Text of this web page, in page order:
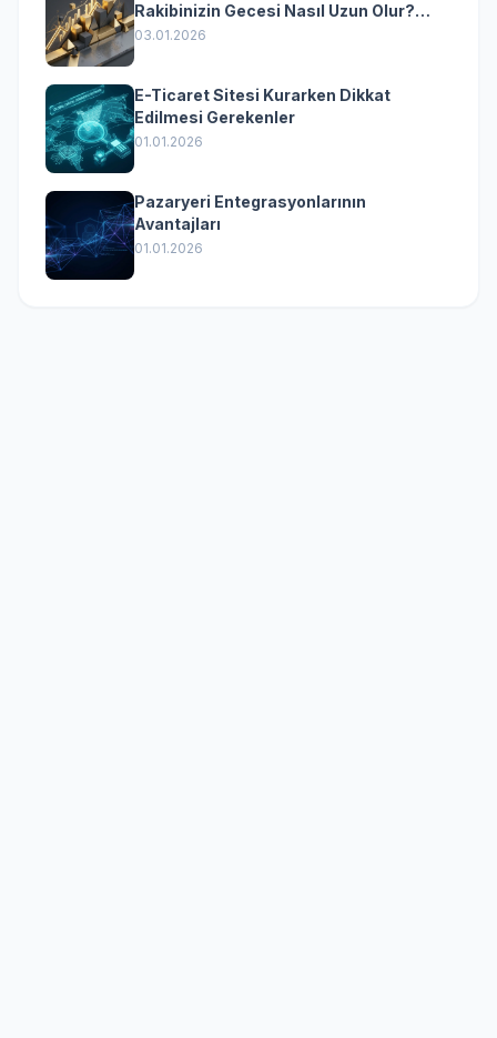
Rakibinizin Gecesi Nasıl Uzun Olur?
(Kurumsal Yazılımın Güçlü Rolü)
03.01.2026
E-Ticaret Sitesi Kurarken Dikkat
Edilmesi Gerekenler
01.01.2026
Pazaryeri Entegrasyonlarının
Avantajları
01.01.2026